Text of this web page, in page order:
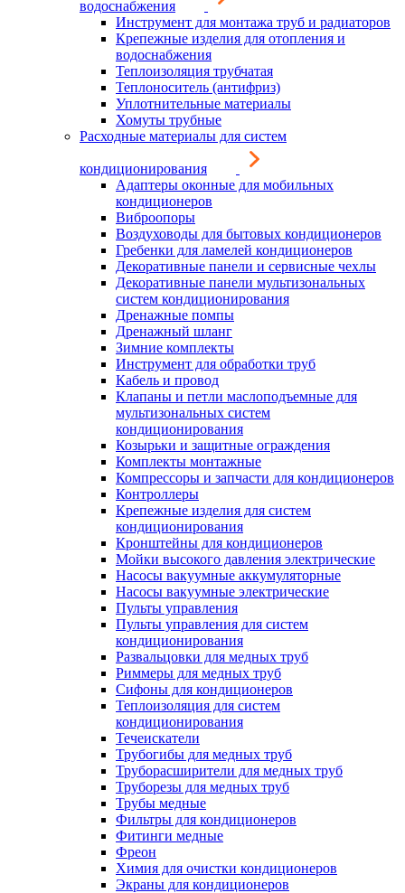
водоснабжения
Инструмент для монтажа труб и радиаторов
Крепежные изделия для отопления и
водоснабжения
Теплоизоляция трубчатая
Теплоноситель (антифриз)
Уплотнительные материалы
Хомуты трубные
Расходные материалы для систем
кондиционирования
Адаптеры оконные для мобильных
кондиционеров
Виброопоры
Воздуховоды для бытовых кондиционеров
Гребенки для ламелей кондиционеров
Декоративные панели и сервисные чехлы
Декоративные панели мультизональных
систем кондиционирования
Дренажные помпы
Дренажный шланг
Зимние комплекты
Инструмент для обработки труб
Кабель и провод
Клапаны и петли маслоподъемные для
мультизональных систем
кондиционирования
Козырьки и защитные ограждения
Комплекты монтажные
Компрессоры и запчасти для кондиционеров
Контроллеры
Крепежные изделия для систем
кондиционирования
Кронштейны для кондиционеров
Мойки высокого давления электрические
Насосы вакуумные аккумуляторные
Насосы вакуумные электрические
Пульты управления
Пульты управления для систем
кондиционирования
Развальцовки для медных труб
Риммеры для медных труб
Сифоны для кондиционеров
Теплоизоляция для систем
кондиционирования
Течеискатели
Трубогибы для медных труб
Труборасширители для медных труб
Труборезы для медных труб
Трубы медные
Фильтры для кондиционеров
Фитинги медные
Фреон
Химия для очистки кондиционеров
Экраны для кондиционеров